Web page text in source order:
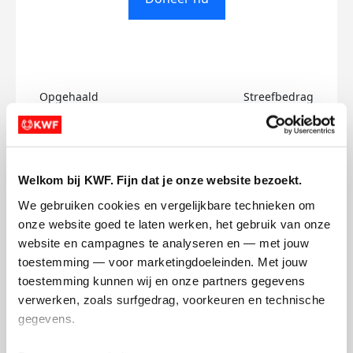
Welkom bij KWF. Fijn dat je onze website bezoekt.
We gebruiken cookies en vergelijkbare technieken om
onze website goed te laten werken, het gebruik van onze
website en campagnes te analyseren en — met jouw
toestemming — voor marketingdoeleinden. Met jouw
toestemming kunnen wij en onze partners gegevens
verwerken, zoals surfgedrag, voorkeuren en technische
gegevens.
Opgehaald
€0
Streefbedrag
€500
Collin's badges